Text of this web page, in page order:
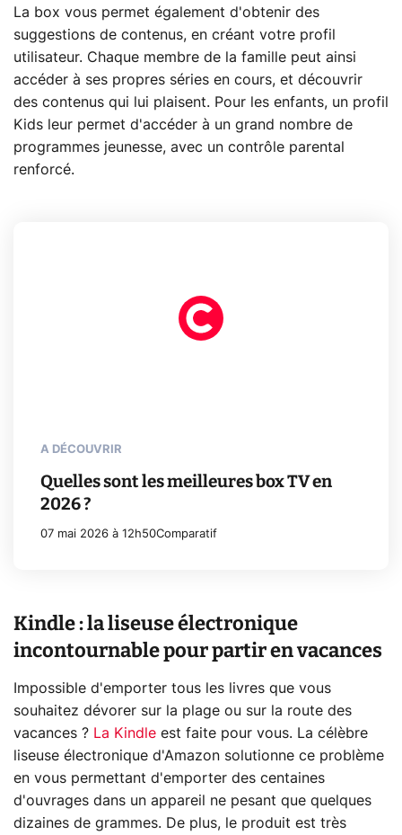
La box vous permet également d'obtenir des
suggestions de contenus, en créant votre profil
utilisateur. Chaque membre de la famille peut ainsi
accéder à ses propres séries en cours, et découvrir
des contenus qui lui plaisent. Pour les enfants, un profil
Kids leur permet d'accéder à un grand nombre de
programmes jeunesse, avec un contrôle parental
renforcé.
A DÉCOUVRIR
Quelles sont les meilleures box TV en
2026 ?
07 mai 2026 à 12h50Comparatif
Kindle : la liseuse électronique
incontournable pour partir en vacances
Impossible d'emporter tous les livres que vous
souhaitez dévorer sur la plage ou sur la route des
vacances ? La Kindle est faite pour vous. La célèbre
liseuse électronique d'Amazon solutionne ce problème
en vous permettant d'emporter des centaines
d'ouvrages dans un appareil ne pesant que quelques
dizaines de grammes. De plus, le produit est très